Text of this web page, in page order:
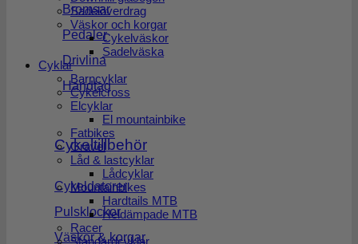
Bromsar
Pedaler
Drivlina
Handtag
Cykeltillbehör
Cykeldatorer
Pulsklockor
Väskor & korgar
Sadelöverdrag
Väskor och korgar
Cykelväskor
Sadelväska
Cyklar
Barncyklar
Cykelcross
Elcyklar
El mountainbike
Fatbikes
Gravel
Låd & lastcyklar
Lådcyklar
Mountainbikes
Hardtails MTB
Heldämpade MTB
Racer
Standardcyklar